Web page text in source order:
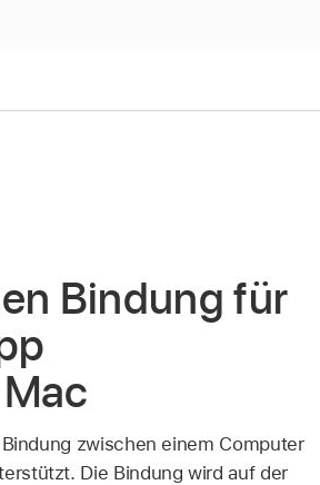
Bindung für
zwischen einem Computer
Die Bindung wird auf der